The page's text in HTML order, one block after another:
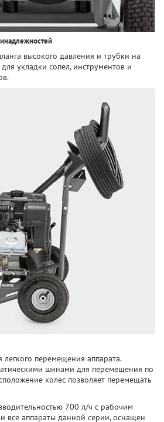
высокого давления и трубки на
укладки сопел, инструментов и
перемещения аппарата.
шинами для перемещения по
колес позволяет перемещать
700 л/ч с рабочим
все аппараты данной серии, оснащен